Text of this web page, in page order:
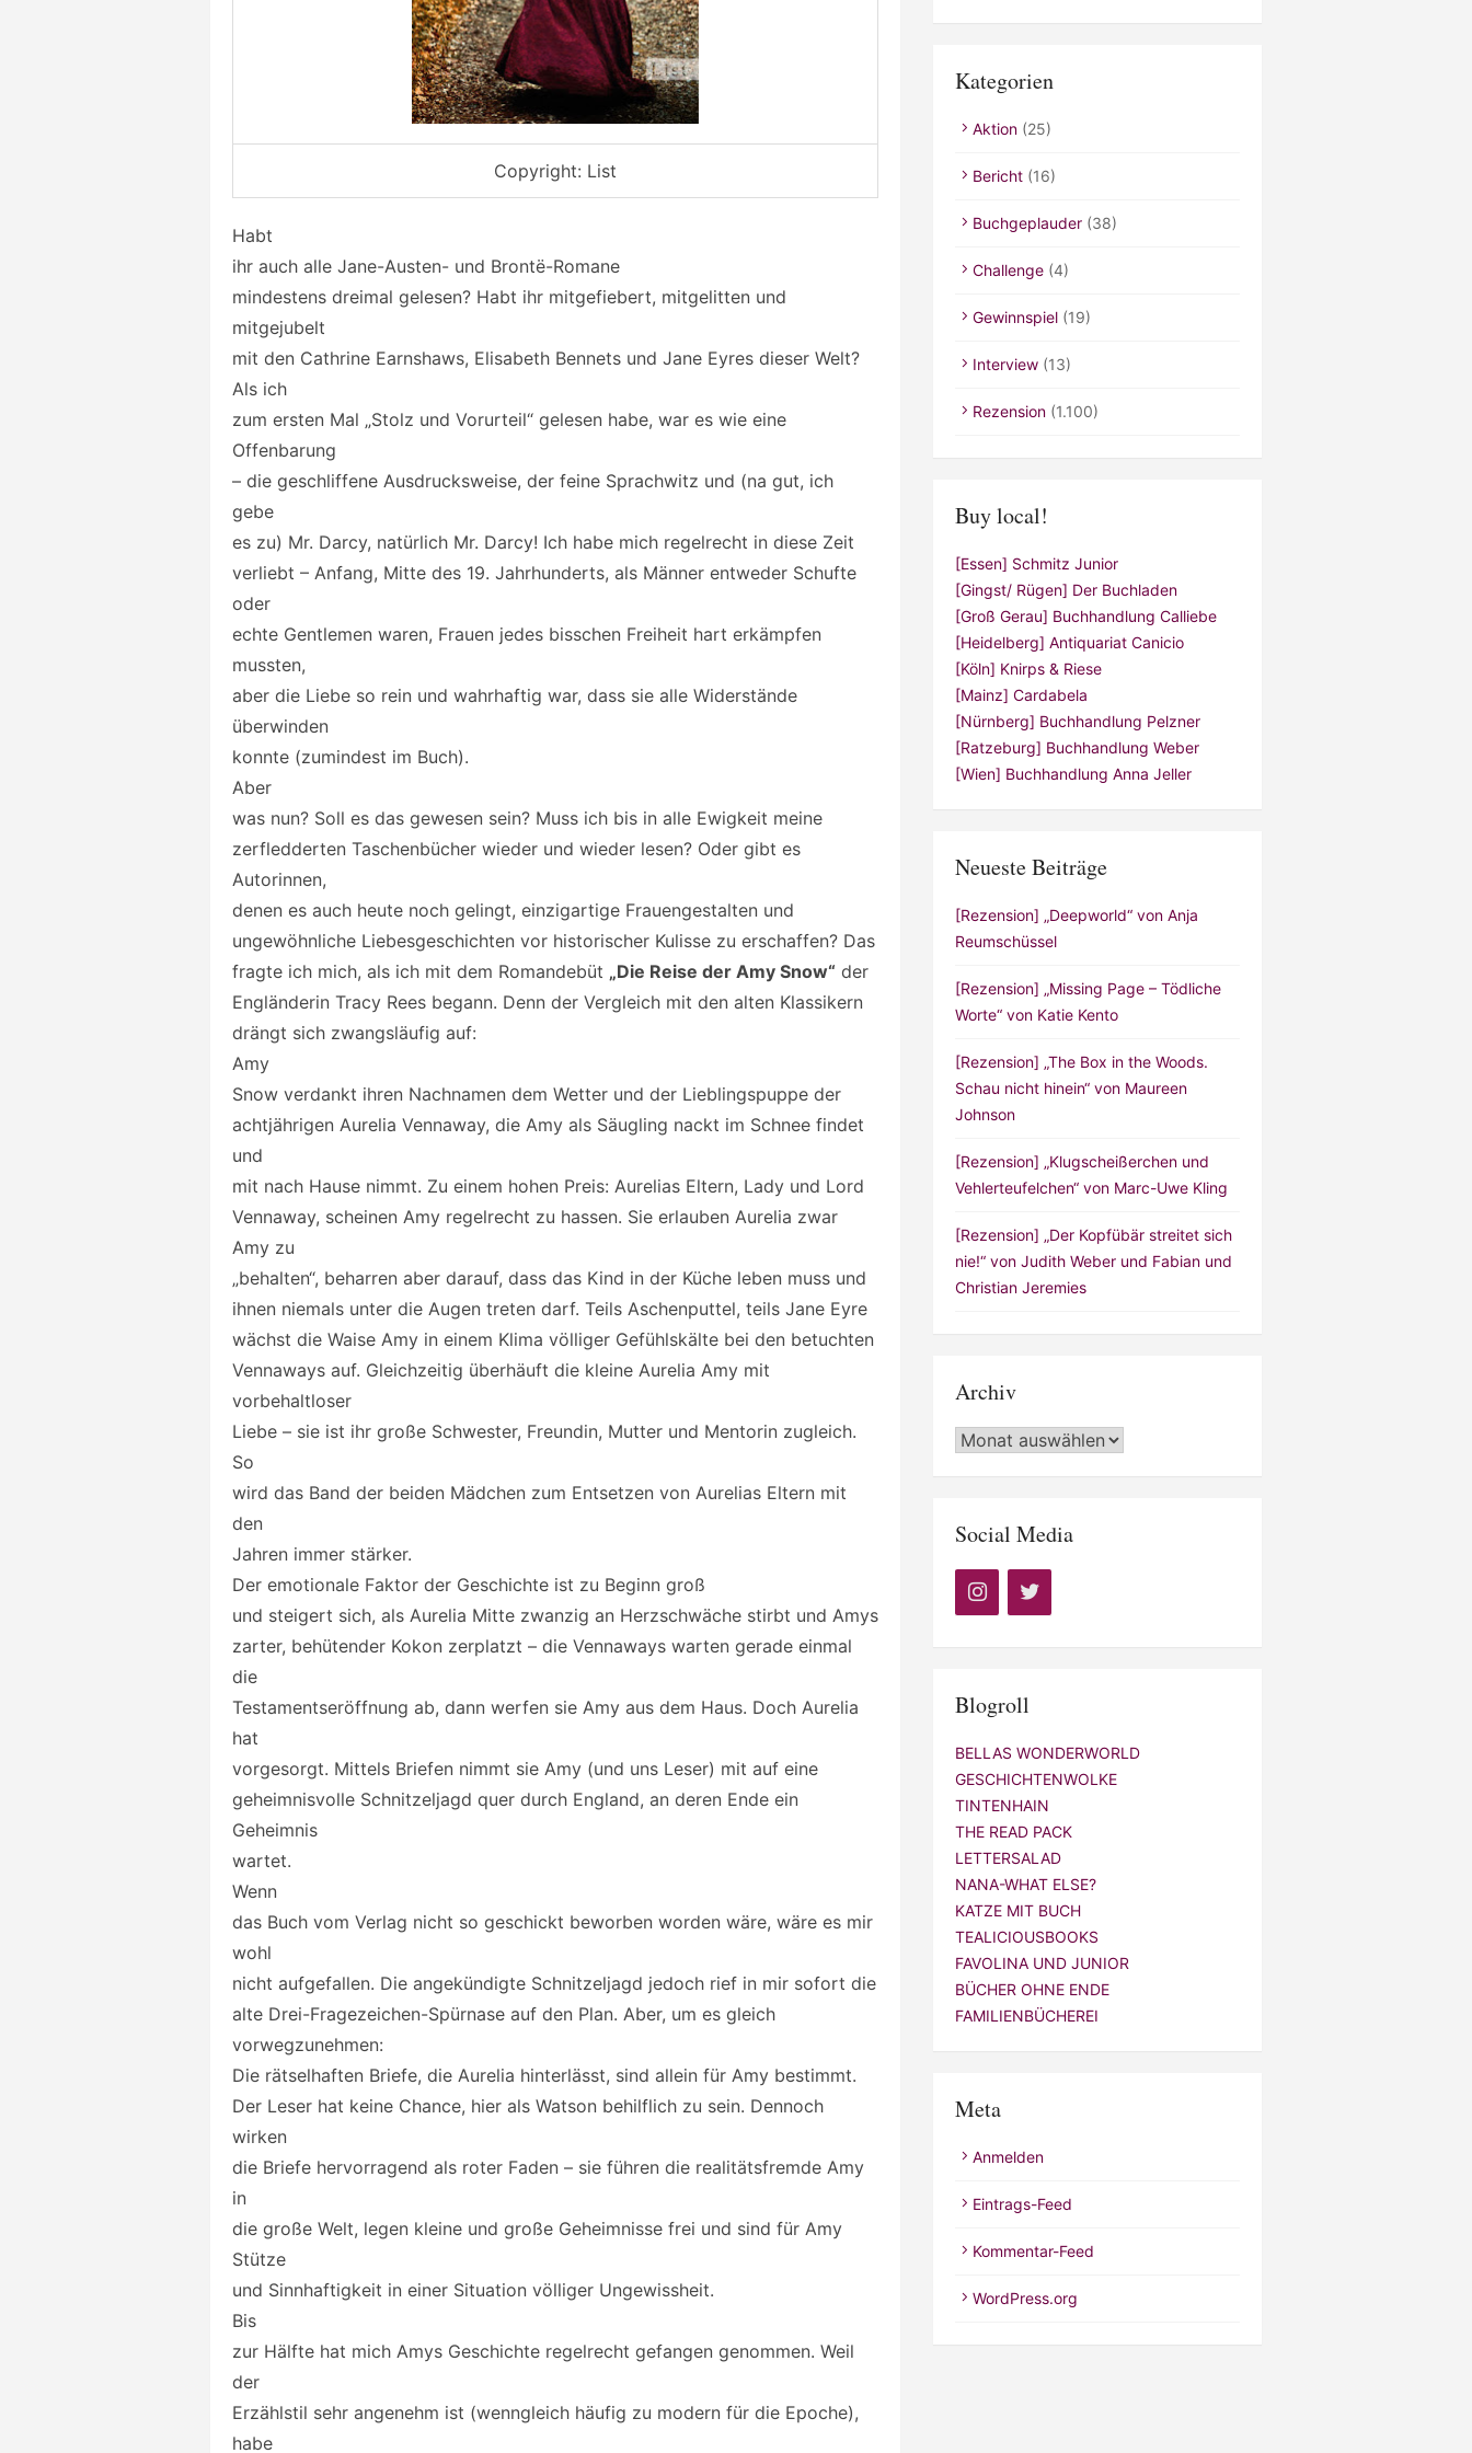
Copyright: List
Habt
ihr auch alle Jane-Austen- und Brontë-Romane
mindestens dreimal gelesen? Habt ihr mitgefiebert, mitgelitten und
mitgejubelt
mit den Cathrine Earnshaws, Elisabeth Bennets und Jane Eyres dieser Welt?
Als ich
zum ersten Mal „Stolz und Vorurteil“ gelesen habe, war es wie eine
Offenbarung
– die geschliffene Ausdrucksweise, der feine Sprachwitz und (na gut, ich
gebe
es zu) Mr. Darcy, natürlich Mr. Darcy! Ich habe mich regelrecht in diese Zeit
verliebt – Anfang, Mitte des 19. Jahrhunderts, als Männer entweder Schufte
oder
echte Gentlemen waren, Frauen jedes bisschen Freiheit hart erkämpfen
mussten,
aber die Liebe so rein und wahrhaftig war, dass sie alle Widerstände
überwinden
konnte (zumindest im Buch).
Aber
was nun? Soll es das gewesen sein? Muss ich bis in alle Ewigkeit meine
zerfledderten Taschenbücher wieder und wieder lesen? Oder gibt es
Autorinnen,
denen es auch heute noch gelingt, einzigartige Frauengestalten und
ungewöhnliche Liebesgeschichten vor historischer Kulisse zu erschaffen? Das
fragte ich mich, als ich mit dem Romandebüt „Die Reise der Amy Snow“ der
Engländerin Tracy Rees begann. Denn der Vergleich mit den alten Klassikern
drängt sich zwangsläufig auf:
Amy
Snow verdankt ihren Nachnamen dem Wetter und der Lieblingspuppe der
achtjährigen Aurelia Vennaway, die Amy als Säugling nackt im Schnee findet
und
mit nach Hause nimmt. Zu einem hohen Preis: Aurelias Eltern, Lady und Lord
Vennaway, scheinen Amy regelrecht zu hassen. Sie erlauben Aurelia zwar
Amy zu
„behalten“, beharren aber darauf, dass das Kind in der Küche leben muss und
ihnen niemals unter die Augen treten darf. Teils Aschenputtel, teils Jane Eyre
wächst die Waise Amy in einem Klima völliger Gefühlskälte bei den betuchten
Vennaways auf. Gleichzeitig überhäuft die kleine Aurelia Amy mit
vorbehaltloser
Liebe – sie ist ihr große Schwester, Freundin, Mutter und Mentorin zugleich.
So
wird das Band der beiden Mädchen zum Entsetzen von Aurelias Eltern mit
den
Jahren immer stärker.
Der emotionale Faktor der Geschichte ist zu Beginn groß
und steigert sich, als Aurelia Mitte zwanzig an Herzschwäche stirbt und Amys
zarter, behütender Kokon zerplatzt – die Vennaways warten gerade einmal
die
Testamentseröffnung ab, dann werfen sie Amy aus dem Haus. Doch Aurelia
hat
vorgesorgt. Mittels Briefen nimmt sie Amy (und uns Leser) mit auf eine
geheimnisvolle Schnitzeljagd quer durch England, an deren Ende ein
Geheimnis
wartet.
Wenn
das Buch vom Verlag nicht so geschickt beworben worden wäre, wäre es mir
wohl
nicht aufgefallen. Die angekündigte Schnitzeljagd jedoch rief in mir sofort die
alte Drei-Fragezeichen-Spürnase auf den Plan. Aber, um es gleich
vorwegzunehmen:
Die rätselhaften Briefe, die Aurelia hinterlässt, sind allein für Amy bestimmt.
Der Leser hat keine Chance, hier als Watson behilflich zu sein. Dennoch
wirken
die Briefe hervorragend als roter Faden – sie führen die realitätsfremde Amy
in
die große Welt, legen kleine und große Geheimnisse frei und sind für Amy
Stütze
und Sinnhaftigkeit in einer Situation völliger Ungewissheit.
Bis
zur Hälfte hat mich Amys Geschichte regelrecht gefangen genommen. Weil
der
Erzählstil sehr angenehm ist (wenngleich häufig zu modern für die Epoche),
habe
Kategorien
Aktion (25)
Bericht (16)
Buchgeplauder (38)
Challenge (4)
Gewinnspiel (19)
Interview (13)
Rezension (1.100)
Buy local!
[Essen] Schmitz Junior
[Gingst/ Rügen] Der Buchladen
[Groß Gerau] Buchhandlung Calliebe
[Heidelberg] Antiquariat Canicio
[Köln] Knirps & Riese
[Mainz] Cardabela
[Nürnberg] Buchhandlung Pelzner
[Ratzeburg] Buchhandlung Weber
[Wien] Buchhandlung Anna Jeller
Neueste Beiträge
[Rezension] „Deepworld“ von Anja
Reumschüssel
[Rezension] „Missing Page – Tödliche
Worte“ von Katie Kento
[Rezension] „The Box in the Woods.
Schau nicht hinein“ von Maureen
Johnson
[Rezension] „Klugscheißerchen und
Vehlerteufelchen“ von Marc-Uwe Kling
[Rezension] „Der Kopfübär streitet sich
nie!“ von Judith Weber und Fabian und
Christian Jeremies
Archiv
Archiv
Social Media
Blogroll
BELLAS WONDERWORLD
GESCHICHTENWOLKE
TINTENHAIN
THE READ PACK
LETTERSALAD
NANA-WHAT ELSE?
KATZE MIT BUCH
TEALICIOUSBOOKS
FAVOLINA UND JUNIOR
BÜCHER OHNE ENDE
FAMILIENBÜCHEREI
Meta
Anmelden
Eintrags-Feed
Kommentar-Feed
WordPress.org